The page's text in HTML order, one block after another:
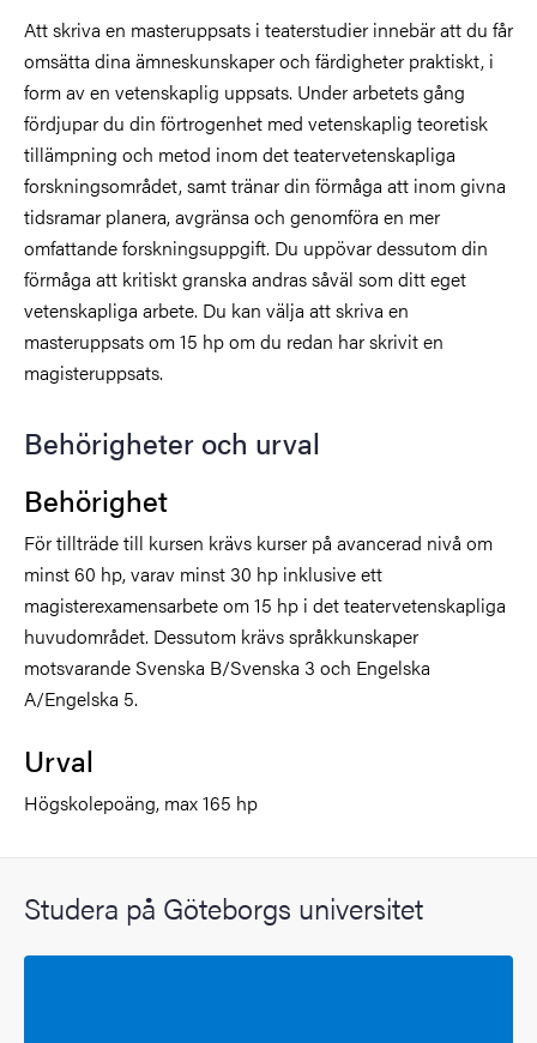
Att skriva en masteruppsats i teaterstudier innebär att du får
omsätta dina ämneskunskaper och färdigheter praktiskt, i
form av en vetenskaplig uppsats. Under arbetets gång
fördjupar du din förtrogenhet med vetenskaplig teoretisk
tillämpning och metod inom det teatervetenskapliga
forskningsområdet, samt tränar din förmåga att inom givna
tidsramar planera, avgränsa och genomföra en mer
omfattande forskningsuppgift. Du uppövar dessutom din
förmåga att kritiskt granska andras såväl som ditt eget
vetenskapliga arbete. Du kan välja att skriva en
masteruppsats om 15 hp om du redan har skrivit en
magisteruppsats.
Behörigheter och urval
Behörighet
För tillträde till kursen krävs kurser på avancerad nivå om
minst 60 hp, varav minst 30 hp inklusive ett
magisterexamensarbete om 15 hp i det teatervetenskapliga
huvudområdet. Dessutom krävs språkkunskaper
motsvarande Svenska B/Svenska 3 och Engelska
A/Engelska 5.
Urval
Högskolepoäng, max 165 hp
Studera på Göteborgs universitet